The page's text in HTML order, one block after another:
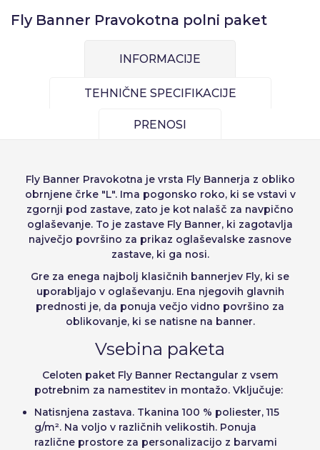
Prijava
Zapomni si geslo: Da Ne
Dostop
Obnovitev gesla
Ustvarjanje računa
Izberite svoj jezik
Sverige
Denmark
Slovenija
Finnish
Slovenčina (Slovak)
Fly Banner Pravokotna polni paket
INFORMACIJE
TEHNIČNE SPECIFIKACIJE
PRENOSI
Fly Banner Pravokotna je vrsta Fly Bannerja z obliko
obrnjene črke "L". Ima pogonsko roko, ki se vstavi v
zgornji pod zastave, zato je kot nalašč za navpično
oglaševanje. To je zastave Fly Banner, ki zagotavlja
največjo površino za prikaz oglaševalske zasnove
zastave, ki ga nosi.
Gre za enega najbolj klasičnih bannerjev Fly, ki se
uporabljajo v oglaševanju. Ena njegovih glavnih
prednosti je, da ponuja večjo vidno površino za
oblikovanje, ki se natisne na banner.
Vsebina paketa
Celoten paket Fly Banner Rectangular z vsem
potrebnim za namestitev in montažo. Vključuje:
Natisnjena zastava. Tkanina 100 % poliester, 115
g/m². Na voljo v različnih velikostih. Ponuja
različne prostore za personalizacijo z barvami
Precios por unidad
Enote
Cena na enoto
Od1 −1,00 €
Añadiendo producto al carrito
Seleccionar número
de elementos a
Prekliči